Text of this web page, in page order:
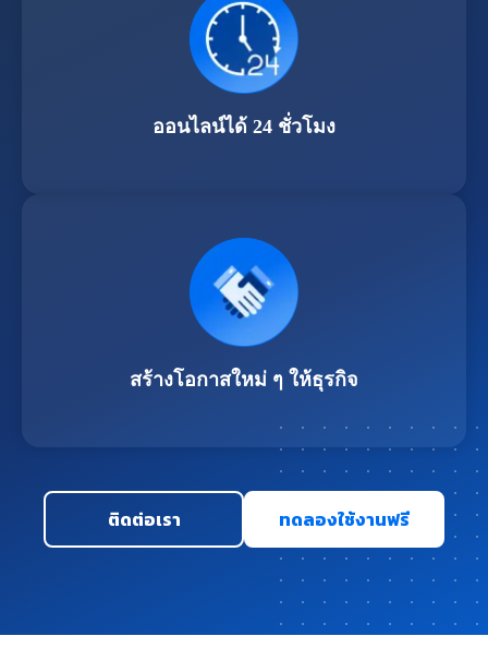
ออนไลน์ได้ 24 ชั่วโมง
สร้างโอกาสใหม่ ๆ ให้ธุรกิจ
ติดต่อเรา ทดลองใช้งานฟรี